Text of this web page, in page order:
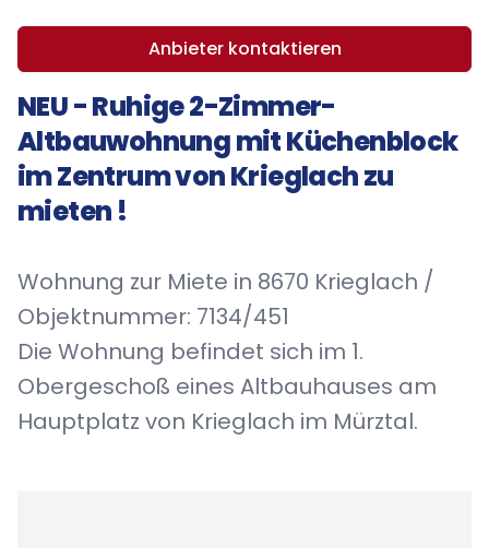
Anbieter kontaktieren
NEU - Ruhige 2-Zimmer-
Altbauwohnung mit Küchenblock
im Zentrum von Krieglach zu
mieten !
Wohnung zur Miete in 8670 Krieglach /
Objektnummer: 7134/451
Die Wohnung befindet sich im 1.
Obergeschoß eines Altbauhauses am
Hauptplatz von Krieglach im Mürztal.